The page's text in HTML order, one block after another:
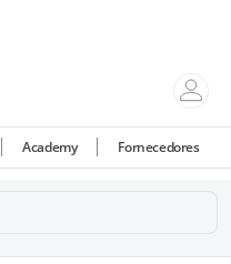
Academy Fornecedores